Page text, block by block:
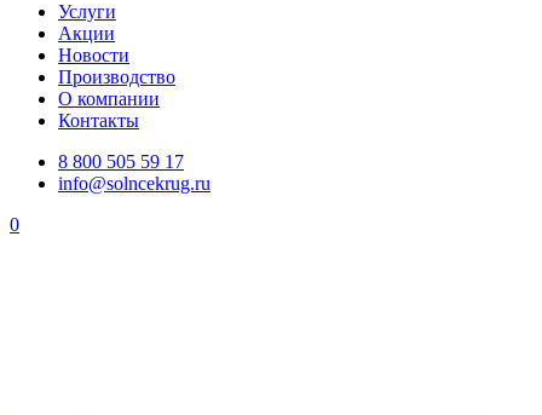
Услуги
Акции
Новости
Производство
О компании
Контакты
8 800 505 59 17
info@solncekrug.ru
0